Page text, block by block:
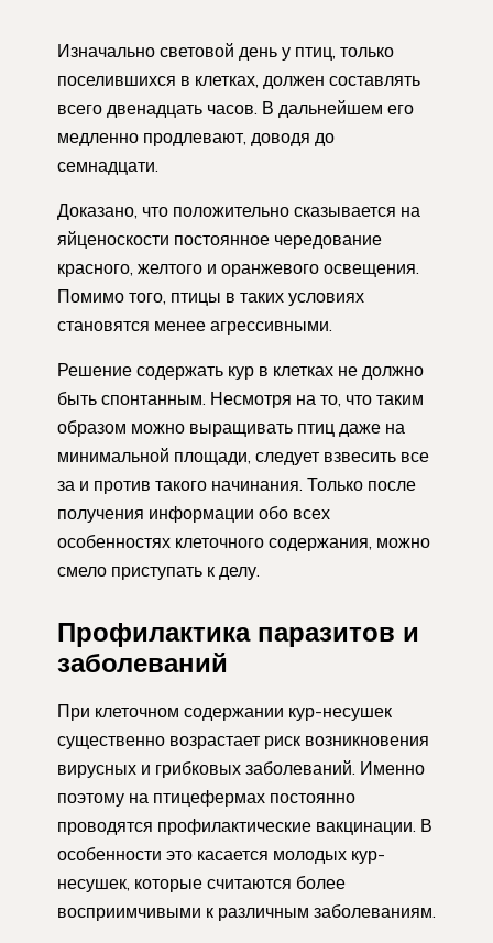
Изначально световой день у птиц, только
поселившихся в клетках, должен составлять
всего двенадцать часов. В дальнейшем его
медленно продлевают, доводя до
семнадцати.
Доказано, что положительно сказывается на
яйценоскости постоянное чередование
красного, желтого и оранжевого освещения.
Помимо того, птицы в таких условиях
становятся менее агрессивными.
Решение содержать кур в клетках не должно
быть спонтанным. Несмотря на то, что таким
образом можно выращивать птиц даже на
минимальной площади, следует взвесить все
за и против такого начинания. Только после
получения информации обо всех
особенностях клеточного содержания, можно
смело приступать к делу.
Профилактика паразитов и
заболеваний
При клеточном содержании кур-несушек
существенно возрастает риск возникновения
вирусных и грибковых заболеваний. Именно
поэтому на птицефермах постоянно
проводятся профилактические вакцинации. В
особенности это касается молодых кур-
несушек, которые считаются более
восприимчивыми к различным заболеваниям.